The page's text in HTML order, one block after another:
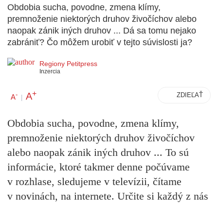
Obdobia sucha, povodne, zmena klímy,
premnoženie niektorých druhov živočíchov alebo
naopak zánik iných druhov ... Dá sa tomu nejako
zabrániť? Čo môžem urobiť v tejto súvislosti ja?
Regiony Petitpress
Inzercia
A- | A+ ZDIEĽAŤ
Obdobia sucha, povodne, zmena klímy,
premnoženie niektorých druhov živočíchov
alebo naopak zánik iných druhov ... To sú
informácie, ktoré takmer denne počúvame
v rozhlase, sledujeme v televízii, čítame
v novinách, na internete. Určite si každý z nás